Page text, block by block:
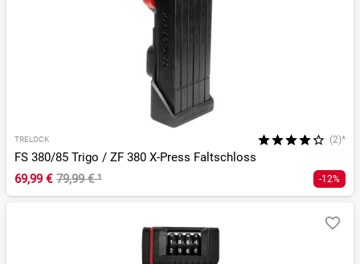
TRELOCK (2)*
FS 380/85 Trigo / ZF 380 X-Press Faltschloss
69,99 € 79,99 €¹ -12%